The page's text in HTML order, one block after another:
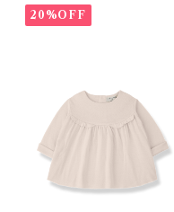
20%OFF